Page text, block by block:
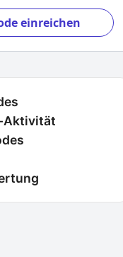
einreichen
Aktivität